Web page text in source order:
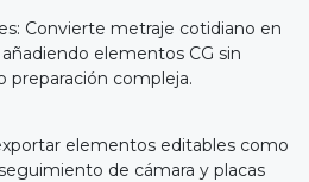
Convierte metraje cotidiano en
elementos CG sin
preparación compleja.
elementos editables como
de cámara y placas